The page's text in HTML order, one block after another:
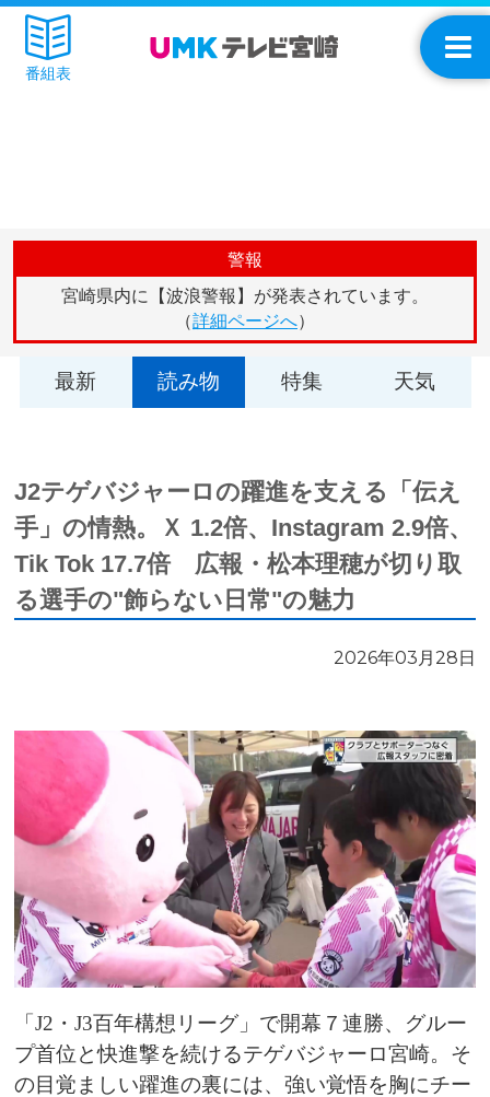
番組表
警報
宮崎県内に【波浪警報】が発表されています。
（詳細ページへ）
最新 読み物 特集 天気
J2テゲバジャーロの躍進を支える「伝え
手」の情熱。Ｘ 1.2倍、Instagram 2.9倍、
Tik Tok 17.7倍 広報・松本理穂が切り取
る選手の"飾らない日常"の魅力
2026年03月28日
「J2・J3百年構想リーグ」で開幕７連勝、グルー
プ首位と快進撃を続けるテゲバジャーロ宮崎。そ
の目覚ましい躍進の裏には、強い覚悟を胸にチー